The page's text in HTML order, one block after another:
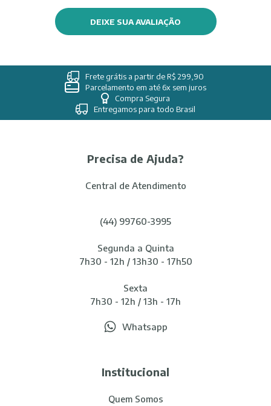
DEIXE SUA AVALIAÇÃO
Frete grátis a partir de R$ 299,90
Parcelamento em até 6x sem juros
Compra Segura
Entregamos para todo Brasil
Precisa de Ajuda?
Central de Atendimento
(44) 99760-3995
Segunda a Quinta
7h30 - 12h / 13h30 - 17h50
Sexta
7h30 - 12h / 13h - 17h
Whatsapp
Institucional
Quem Somos